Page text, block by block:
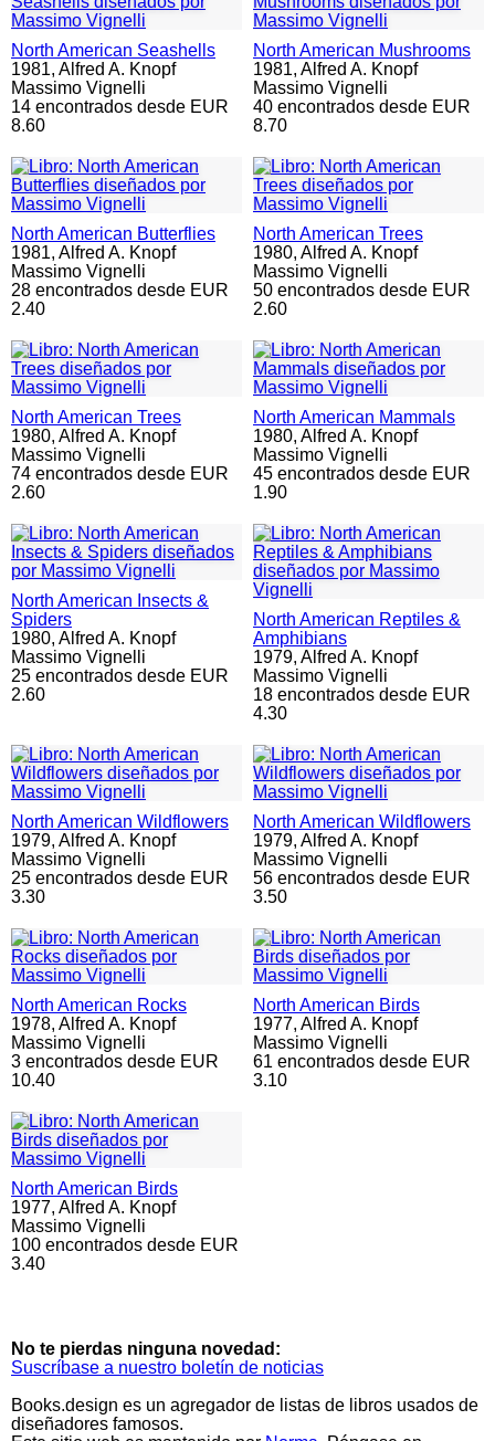
North American Seashells
1981, Alfred A. Knopf
Massimo Vignelli
14 encontrados desde EUR
8.60
North American Mushrooms
1981, Alfred A. Knopf
Massimo Vignelli
40 encontrados desde EUR
8.70
North American Butterflies
1981, Alfred A. Knopf
Massimo Vignelli
28 encontrados desde EUR
2.40
North American Trees
1980, Alfred A. Knopf
Massimo Vignelli
50 encontrados desde EUR
2.60
North American Trees
1980, Alfred A. Knopf
Massimo Vignelli
74 encontrados desde EUR
2.60
North American Mammals
1980, Alfred A. Knopf
Massimo Vignelli
45 encontrados desde EUR
1.90
North American Insects &
Spiders
1980, Alfred A. Knopf
Massimo Vignelli
25 encontrados desde EUR
2.60
North American Reptiles &
Amphibians
1979, Alfred A. Knopf
Massimo Vignelli
18 encontrados desde EUR
4.30
North American Wildflowers
1979, Alfred A. Knopf
Massimo Vignelli
25 encontrados desde EUR
3.30
North American Wildflowers
1979, Alfred A. Knopf
Massimo Vignelli
56 encontrados desde EUR
3.50
North American Rocks
1978, Alfred A. Knopf
Massimo Vignelli
3 encontrados desde EUR
10.40
North American Birds
1977, Alfred A. Knopf
Massimo Vignelli
61 encontrados desde EUR
3.10
North American Birds
1977, Alfred A. Knopf
Massimo Vignelli
100 encontrados desde EUR
3.40
No te pierdas ninguna novedad:
Suscríbase a nuestro boletín de noticias
Books.design es un agregador de listas de libros usados de
diseñadores famosos.